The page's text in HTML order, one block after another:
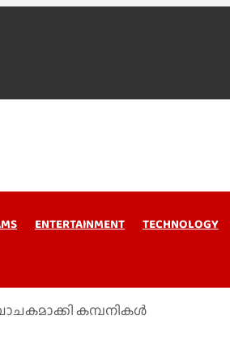
ENTERTAINMENT TECHNOLOGY
കമ്പനികൾ